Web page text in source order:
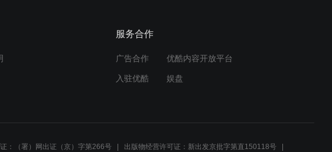
服务合作
广告合作 优酷内容开放平台
入驻优酷 娱盘
：（署）网出证（京）字第266号 出版物经营许可证：新出发京批字第直150118号